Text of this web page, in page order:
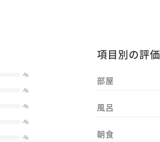
-%
-%
-%
-%
-%
項目別の評価
部屋
風呂
朝食